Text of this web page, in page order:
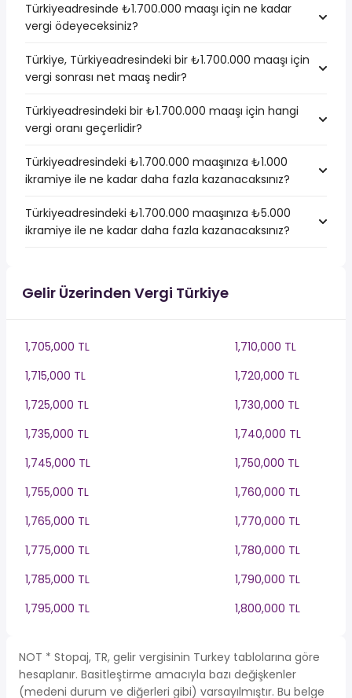
Türkiyeadresinde ₺1.700.000 maaşı için ne kadar
vergi ödeyeceksiniz?
Türkiye, Türkiyeadresindeki bir ₺1.700.000 maaşı için
vergi sonrası net maaş nedir?
Türkiyeadresindeki bir ₺1.700.000 maaşı için hangi
vergi oranı geçerlidir?
Türkiyeadresindeki ₺1.700.000 maaşınıza ₺1.000
ikramiye ile ne kadar daha fazla kazanacaksınız?
Türkiyeadresindeki ₺1.700.000 maaşınıza ₺5.000
ikramiye ile ne kadar daha fazla kazanacaksınız?
Gelir Üzerinden Vergi Türkiye
1,705,000 TL
1,710,000 TL
1,715,000 TL
1,720,000 TL
1,725,000 TL
1,730,000 TL
1,735,000 TL
1,740,000 TL
1,745,000 TL
1,750,000 TL
1,755,000 TL
1,760,000 TL
1,765,000 TL
1,770,000 TL
1,775,000 TL
1,780,000 TL
1,785,000 TL
1,790,000 TL
1,795,000 TL
1,800,000 TL
NOT * Stopaj, TR, gelir vergisinin Turkey tablolarına göre
hesaplanır. Basitleştirme amacıyla bazı değişkenler
(medeni durum ve diğerleri gibi) varsayılmıştır. Bu belge